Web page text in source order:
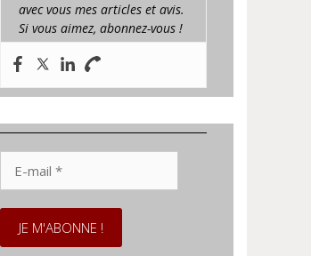
avec vous mes articles et avis.
Si vous aimez, abonnez-vous !
mail
*